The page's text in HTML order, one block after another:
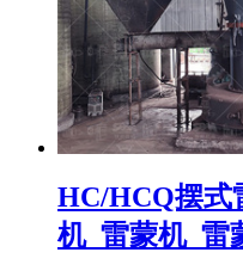
HC/HCQ摆式
机_雷蒙机_雷